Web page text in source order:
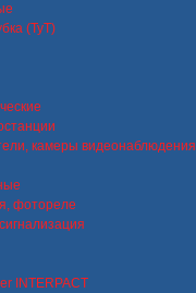
(ТуТ)
камеры видеонаблюдения
фотореле
INTERPACT